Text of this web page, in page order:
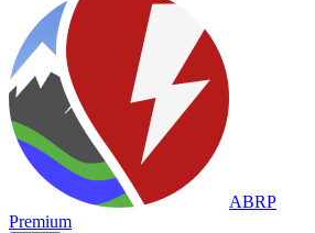
ABRP
Premium